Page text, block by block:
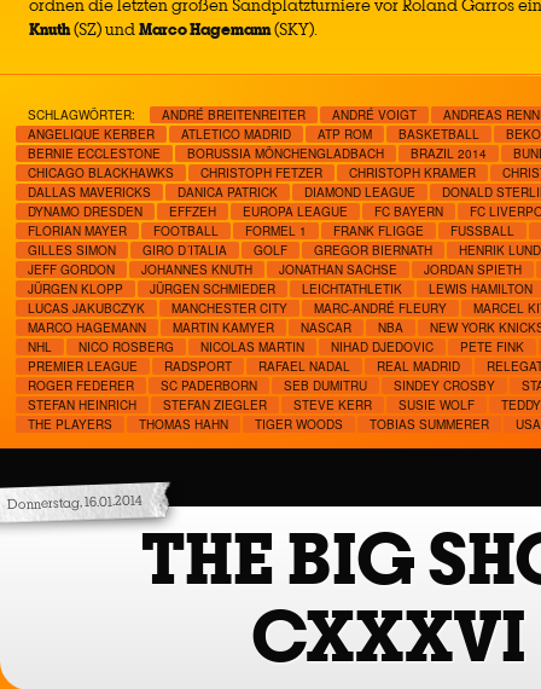
ordnen die letzten großen Sandplatzturniere vor Roland Garros
Knuth(SZ) undMarco Hagemann(SKY).
SCHLAGWÖRTER: ANDRÉ BREITENREITER ANDRÉ VOIGT
ANDREAS
ANGELIQUE KERBER
ATLETICO MADRID ATP ROM BASKETBALL
BERNIE ECCLESTONE
BORUSSIA MÖNCHENGLADBACH BRAZIL 2014
CHICAGO BLACKHAWKS
CHRISTOPH FETZER CHRISTOPH KRAMER
DALLAS MAVERICKS
DANICA PATRICK DIAMOND LEAGUE
DONALD
DYNAMO DRESDEN
EFFZEH EUROPA LEAGUE FC BAYERN
FC
FLORIAN MAYER
FOOTBALL FORMEL 1 FRANK FLIGGE
FUSSBALL
GILLES SIMON
GIRO D´ITALIA GOLF GREGOR BIERNATH
HENRIK
JEFF GORDON
JOHANNES KNUTH JONATHAN SACHSE
JORDAN SPIETH
JÜRGEN KLOPP
JÜRGEN SCHMIEDER LEICHTATHLETIK
LEWIS HAMILTON
LUCAS JAKUBCZYK
MANCHESTER CITY MARC-ANDRÉ FLEURY
MARCEL
MARCO HAGEMANN
MARTIN KAMYER NASCAR NBA
NEW YORK
NHL
NICO ROSBERG NICOLAS MARTIN NIHAD DJEDOVIC
PETE FINK
PREMIER LEAGUE
RADSPORT RAFAEL NADAL REAL MADRID
ROGER FEDERER
SC PADERBORN SEB DUMITRU SINDEY CROSBY
STEFAN HEINRICH
STEFAN ZIEGLER STEVE KERR SUSIE WOLF
THE PLAYERS
THOMAS HAHN TIGER WOODS TOBIAS SUMMERER
Donnerstag, 16.01.2014
THE BIG
CXXXVI